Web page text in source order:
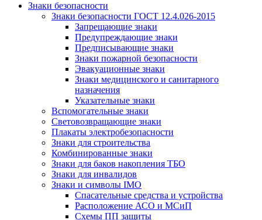
Знаки безопасности
Знаки безопасности ГОСТ 12.4.026-2015
Запрещающие знаки
Предупреждающие знаки
Предписывающие знаки
Знаки пожарной безопасности
Эвакуационные знаки
Знаки медицинского и санитарного
назначения
Указательные знаки
Вспомогательные знаки
Световозвращающие знаки
Плакаты электробезопасности
Знаки для строительства
Комбинированные знаки
Знаки для баков накопления ТБО
Знаки для инвалидов
Знаки и символы IMO
Спасательные средства и устройства
Расположение АСО и МСиП
Схемы ПП защиты